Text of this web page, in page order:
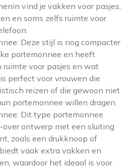
vind je vakken voor pasjes,
en soms zelfs ruimte voor
Deze stijl is nog compacter
portemonnee en heeft
ruimte voor pasjes en wat
perfect voor vrouwen die
reizen of die gewoon niet
portemonnee willen dragen.
Dit type portemonnee
ontwerp met een sluiting
zoals een drukknoop of
vaak extra vakken en
waardoor het ideaal is voor